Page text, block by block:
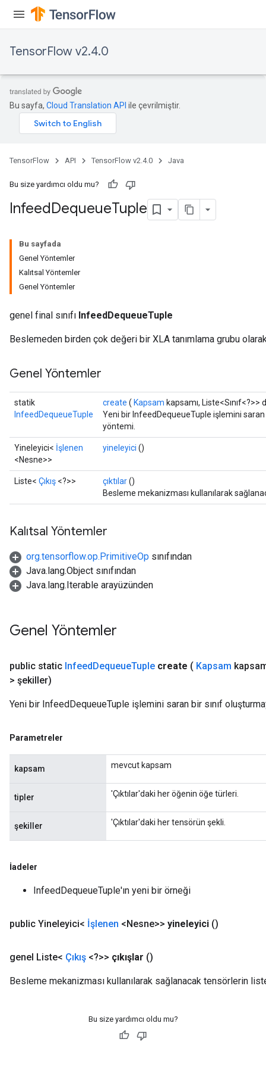
TensorFlow v2.4.0
Bu sayfa, Cloud Translation API ile çevrilmiştir.
TensorFlow API TensorFlow v2.4.0 Java
Bu size yardımcı oldu mu?
InfeedDequeueTuple
Bu sayfada
Genel Yöntemler
Kalıtsal Yöntemler
Genel Yöntemler
genel final sınıfı InfeedDequeueTuple
Beslemeden birden çok değeri bir XLA tanımlama grubu
Genel Yöntemler
statik
InfeedDequeueTuple
create ( Kapsam kapsamı,
Yeni bir InfeedDequeueTuple işlemini
yöntemi.
Yineleyici< İşlenen
<Nesne>>
yineleyici ()
Liste< Çıkış <?>> çıktılar()
Besleme mekanizması kullanılarak
Kalıtsal Yöntemler
org.tensorflow.op.PrimitiveOp sınıfından
Java.lang.Object sınıfından
Java.lang.Iterable arayüzünden
Genel Yöntemler
public static InfeedDequeueTuple create ( Kapsam
> şekiller)
Yeni bir InfeedDequeueTuple işlemini saran bir sınıf
Parametreler
kapsam mevcut kapsam
tipler 'Çıktılar'daki her öğenin öğe türleri.
şekiller 'Çıktılar'daki her tensörün şekli.
İadeler
InfeedDequeueTuple'ın yeni bir örneği
public Yineleyici< İşlenen <Nesne>> yineleyici ()
genel Liste< Çıkış <?>> çıkışlar ()
Besleme mekanizması kullanılarak sağlanacak tensörlerin
Bu size yardımcı oldu mu?